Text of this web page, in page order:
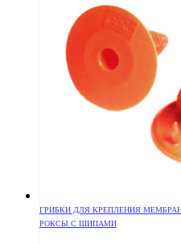
ГРИБКИ ДЛЯ КРЕПЛЕНИЯ
РОКСЫ С ШИПАМИ